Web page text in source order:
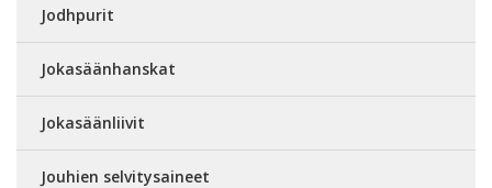
Jodhpurit
Jokasäänhanskat
Jokasäänliivit
Jouhien selvitysaineet